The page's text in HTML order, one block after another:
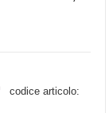
codice articolo: